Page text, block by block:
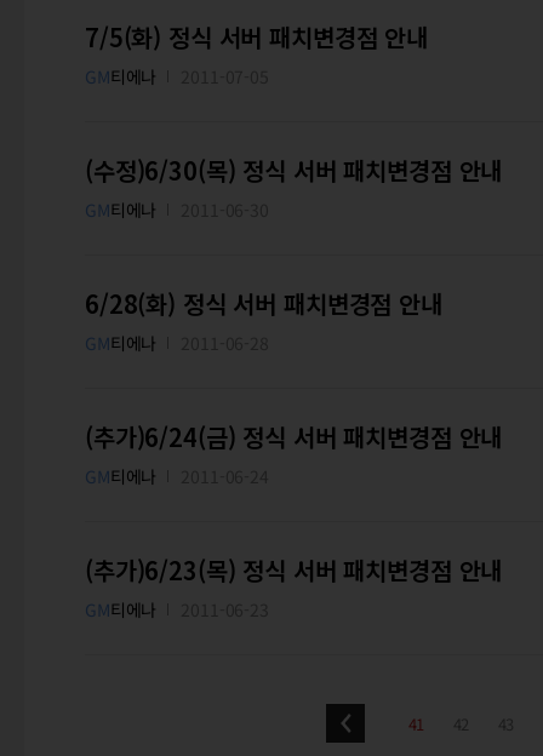
7/5(화) 정식 서버 패치변경점 안내
GM티에나
(수정)6/30(목) 정식 서버 패치변경점 안내
GM티에나
6/28(화) 정식 서버 패치변경점 안내
GM티에나
(추가)6/24(금) 정식 서버 패치변경점 안내
GM티에나
(추가)6/23(목) 정식 서버 패치변경점 안내
GM티에나
41 42 43